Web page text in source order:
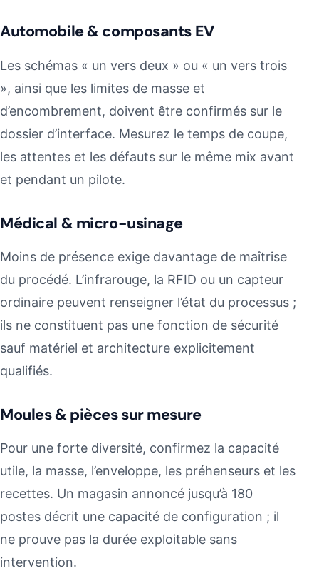
Automobile & composants EV
Les schémas « un vers deux » ou « un vers trois
», ainsi que les limites de masse et
d’encombrement, doivent être confirmés sur le
dossier d’interface. Mesurez le temps de coupe,
les attentes et les défauts sur le même mix avant
et pendant un pilote.
Médical & micro-usinage
Moins de présence exige davantage de maîtrise
du procédé. L’infrarouge, la RFID ou un capteur
ordinaire peuvent renseigner l’état du processus ;
ils ne constituent pas une fonction de sécurité
sauf matériel et architecture explicitement
qualifiés.
Moules & pièces sur mesure
Pour une forte diversité, confirmez la capacité
utile, la masse, l’enveloppe, les préhenseurs et les
recettes. Un magasin annoncé jusqu’à 180
postes décrit une capacité de configuration ; il
ne prouve pas la durée exploitable sans
intervention.